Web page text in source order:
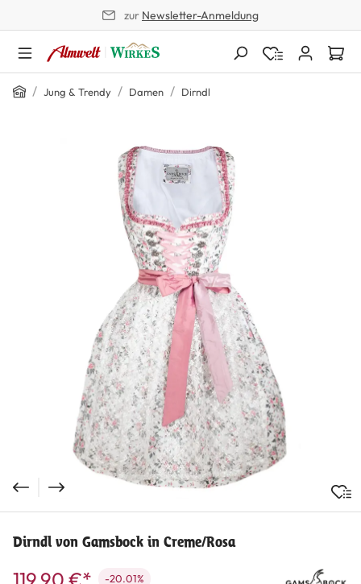
zur Newsletter-Anmeldung
Home
/ Jung & Trendy / Damen / Dirndl
Dirndl von Gamsbock in Creme/Rosa
119,90 €* -20.01%